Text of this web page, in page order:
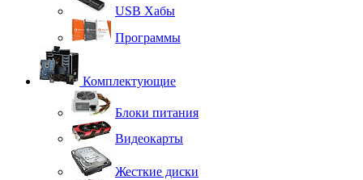
USB Хабы
Программы
Комплектующие
Блоки питания
Видеокарты
Жесткие диски